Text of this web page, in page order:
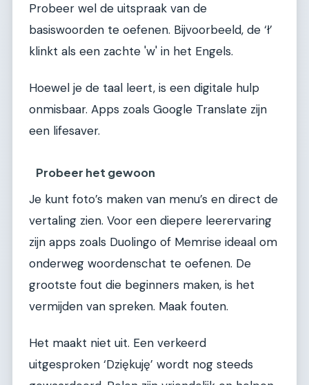
Probeer wel de uitspraak van de
basiswoorden te oefenen. Bijvoorbeeld, de ‘ł’
klinkt als een zachte 'w' in het Engels.
Hoewel je de taal leert, is een digitale hulp
onmisbaar. Apps zoals Google Translate zijn
een lifesaver.
Probeer het gewoon
Je kunt foto’s maken van menu’s en direct de
vertaling zien. Voor een diepere leerervaring
zijn apps zoals Duolingo of Memrise ideaal om
onderweg woordenschat te oefenen. De
grootste fout die beginners maken, is het
vermijden van spreken. Maak fouten.
Het maakt niet uit. Een verkeerd
uitgesproken ‘Dziękuję’ wordt nog steeds